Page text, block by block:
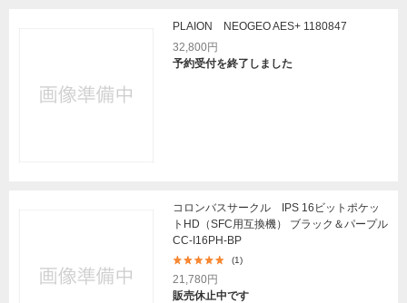
PLAION NEOGEO AES+ 1180847
32,800円
予約受付を終了しました
コロンバスサークル IPS 16ビットポケッ
トHD（SFC用互換機） ブラック＆パープル
CC-I16PH-BP
(1)
21,780円
販売休止中です